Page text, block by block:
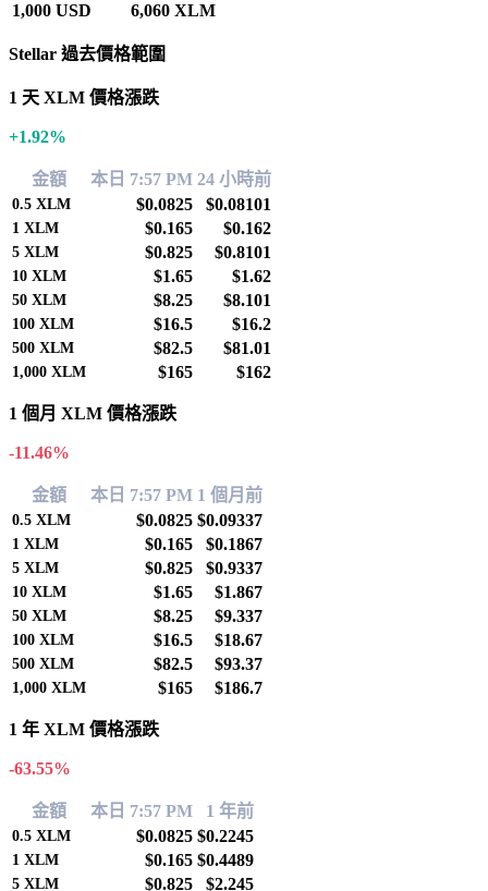
1,000 USD
6,060 XLM
Stellar 過去價格範圍
1 天 XLM 價格漲跌
+1.92%
金額 本日 7:57 PM 24 小時前
0.5 XLM $0.0825 $0.08101
1 XLM $0.165 $0.162
5 XLM $0.825 $0.8101
10 XLM $1.65 $1.62
50 XLM $8.25 $8.101
100 XLM $16.5 $16.2
500 XLM $82.5 $81.01
1,000 XLM $165 $162
1 個月 XLM 價格漲跌
-11.46%
金額 本日 7:57 PM 1 個月前
0.5 XLM $0.0825 $0.09337
1 XLM $0.165 $0.1867
5 XLM $0.825 $0.9337
10 XLM $1.65 $1.867
50 XLM $8.25 $9.337
100 XLM $16.5 $18.67
500 XLM $82.5 $93.37
1,000 XLM $165 $186.7
1 年 XLM 價格漲跌
-63.55%
金額 本日 7:57 PM 1 年前
0.5 XLM $0.0825 $0.2245
1 XLM $0.165 $0.4489
5 XLM $0.825 $2.245